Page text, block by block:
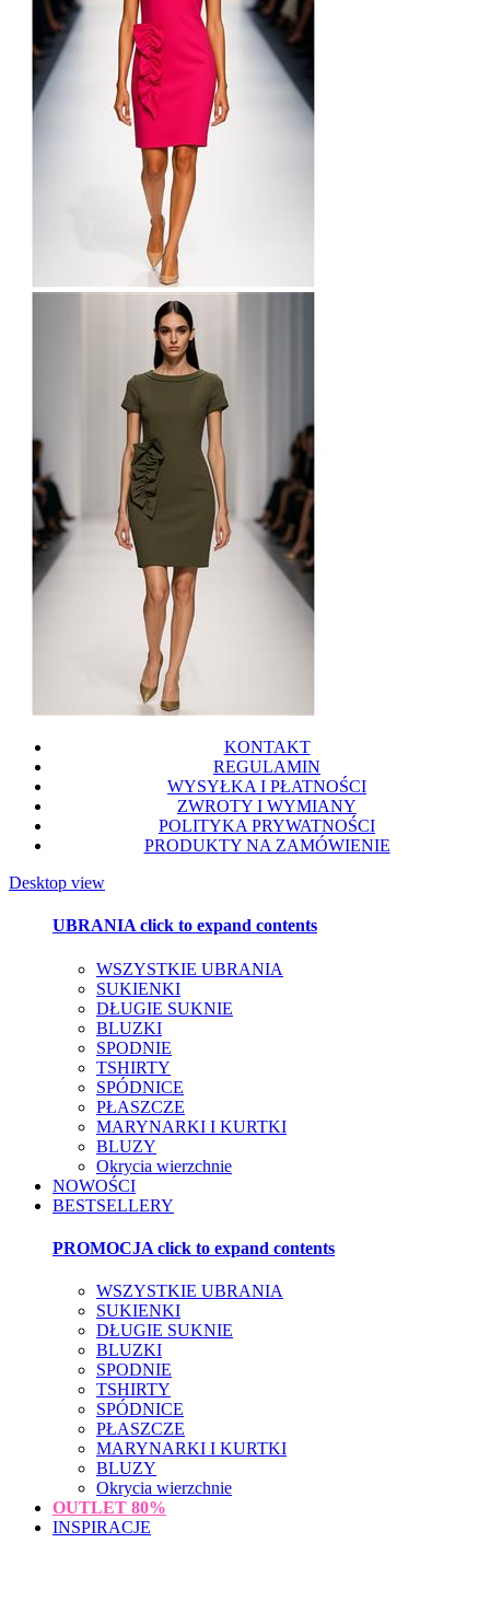
KONTAKT
REGULAMIN
WYSYŁKA I PŁATNOŚCI
ZWROTY I WYMIANY
POLITYKA PRYWATNOŚCI
PRODUKTY NA ZAMÓWIENIE
Desktop view
UBRANIAclick to expand contents
WSZYSTKIE UBRANIA
SUKIENKI
DŁUGIE SUKNIE
BLUZKI
SPODNIE
TSHIRTY
SPÓDNICE
PŁASZCZE
MARYNARKI I KURTKI
BLUZY
Okrycia wierzchnie
NOWOŚCI
BESTSELLERY
PROMOCJA click to expand contents
WSZYSTKIE UBRANIA
SUKIENKI
DŁUGIE SUKNIE
BLUZKI
SPODNIE
TSHIRTY
SPÓDNICE
PŁASZCZE
MARYNARKI I KURTKI
BLUZY
Okrycia wierzchnie
OUTLET 80%
INSPIRACJE